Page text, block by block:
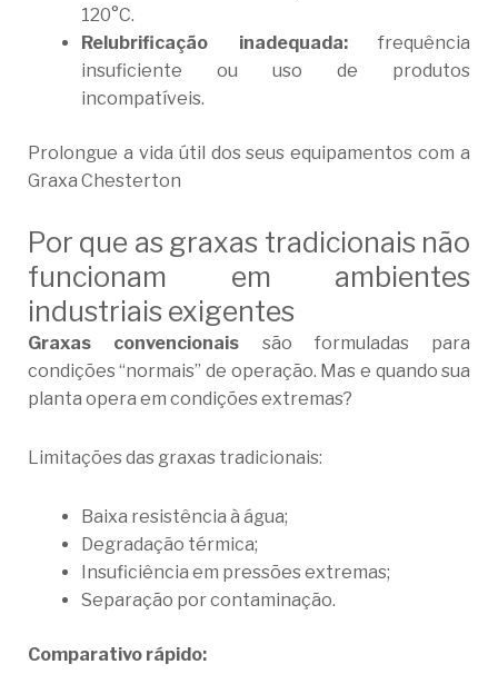
120°C.
Relubrificação inadequada:frequência
insuficiente ou uso de produtos
incompatíveis.
Prolongue a vida útil dos seus equipamentos com a
Graxa Chesterton
Por que as graxas tradicionais não
funcionam em ambientes
industriais exigentes
Graxas convencionais são formuladas para
condições “normais” de operação. Mas e quando sua
planta opera em condições extremas?
Limitações das graxas tradicionais:
Baixa resistência à água;
Degradação térmica;
Insuficiência em pressões extremas;
Separação por contaminação.
Comparativo rápido: